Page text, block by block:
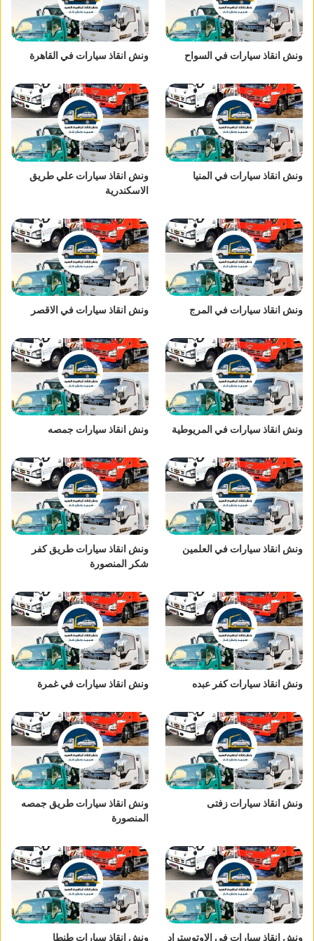
ونش انقاذ سيارات في السواح ونش انقاذ سيارات في القاهرة
ونش انقاذ سيارات في المنيا
ونش انقاذ سيارات علي طريق
الاسكندرية
ونش انقاذ سيارات في المرج ونش انقاذ سيارات في الاقصر
ونش انقاذ سيارات في المريوطية ونش انقاذ سيارات جمصه
ونش انقاذ سيارات في العلمين
ونش انقاذ سيارات طريق كفر
شكر المنصورة
ونش انقاذ سيارات كفر عبده ونش انقاذ سيارات في غمرة
ونش انقاذ سيارات زفتى
ونش انقاذ سيارات طريق جمصه
المنصورة
ونش انقاذ سيارات في الاوتوستراد ونش انقاذ سيارات طنطا